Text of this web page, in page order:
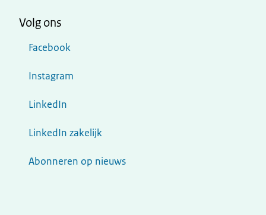
Volg ons
Facebook
Instagram
LinkedIn
LinkedIn zakelijk
Abonneren op nieuws